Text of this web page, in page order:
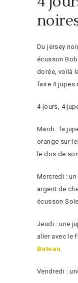
Du jersey
écusson
dorée, voilà
faire 4 jupes
4 jours, 4
Mardi : la
orange sur
le dos de
Mercredi :
argent de
écusson
Jeudi : une
aller avec le
Bateau
Vendredi :